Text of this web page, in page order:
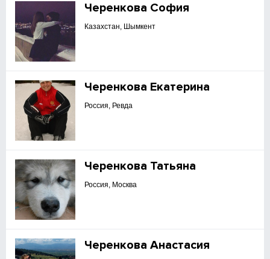
Черенкова София
Казахстан, Шымкент
Черенкова Екатерина
Россия, Ревда
Черенкова Татьяна
Россия, Москва
Черенкова Анастасия